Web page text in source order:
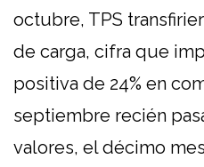
octubre, TPS
de carga, cifra que
positiva de 24% en
septiembre recién
valores, el décimo